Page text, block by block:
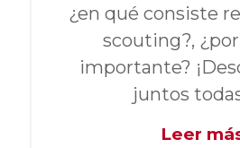
¿en qué consiste
scouting?,
importante?
juntos
Leer